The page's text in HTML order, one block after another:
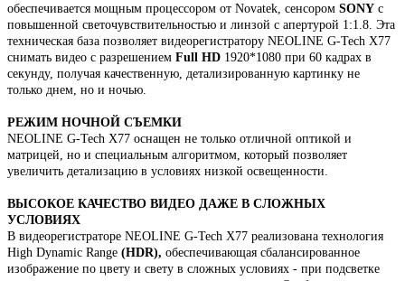
обеспечивается мощным процессором от Novatek, сенсором SONY с
повышенной светочувствительностью и линзой с апертурой 1:1.8. Эта
техническая база позволяет видеорегистратору NEOLINE G-Tech X77
снимать видео с разрешением Full HD 1920*1080 при 60 кадрах в
секунду, получая качественную, детализированную картинку не
только днем, но и ночью.
РЕЖИМ НОЧНОЙ СЪЕМКИ
NEOLINE G-Tech X77 оснащен не только отличной оптикой и
матрицей, но и специальным алгоритмом, который позволяет
увеличить детализацию в условиях низкой освещенности.
ВЫСОКОЕ КАЧЕСТВО ВИДЕО ДАЖЕ В СЛОЖНЫХ
УСЛОВИЯХ
В видеорегистраторе NEOLINE G-Tech X77 реализована технология
High Dynamic Range (HDR), обеспечивающая сбалансированное
изображение по цвету и свету в сложных условиях - при подсветке